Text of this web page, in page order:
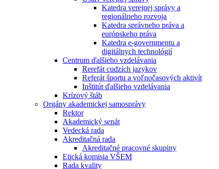
Katedra verejnej správy a
regionálneho rozvoja
Katedra správneho práva a
európskeho práva
Katedra e-governmentu a
digitálnych technológií
Centrum ďalšieho vzdelávania
Rerefát cudzích jazykov
Referát športu a voľnočasových aktivít
Inštitút ďalšieho vzdelávania
Krízový štáb
Orgány akademickej samosprávy
Rektor
Akademický senát
Vedecká rada
Akreditačná rada
Akreditačné pracovné skupiny
Etická komisia VŠEM
Rada kvality